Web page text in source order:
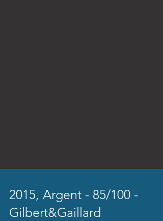
2015, Argent - 85/100 -